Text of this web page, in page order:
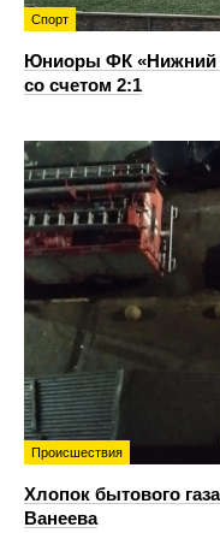
Спорт
Юниоры ФК «Нижний
со счетом 2:1
Происшествия
Хлопок бытового
Ванеева